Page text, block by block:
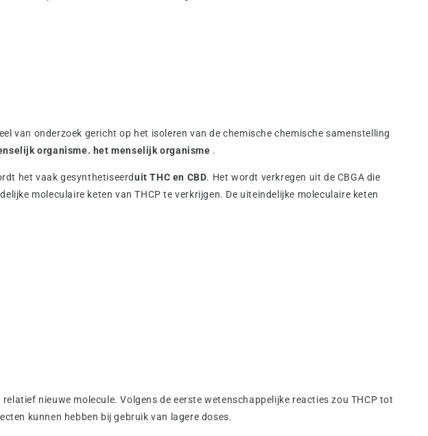
van onderzoek gericht op het isoleren van de chemische chemische samenstelling
organisme. het menselijk organisme .
het vaak gesynthetiseerduit THC en CBD. Het wordt verkregen uit de CBGA die
moleculaire keten van THCP te verkrijgen. De uiteindelijke moleculaire keten
nieuwe molecule. Volgens de eerste wetenschappelijke reacties zou THCP tot
kunnen hebben bij gebruik van lagere doses.